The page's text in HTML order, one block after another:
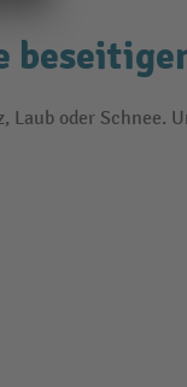
Laub oder Schnee.